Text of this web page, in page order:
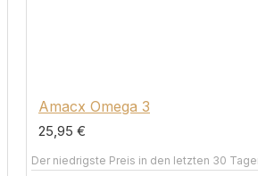
Amacx Omega 3
25,95 €
Der niedrigste Preis in den letzten 30